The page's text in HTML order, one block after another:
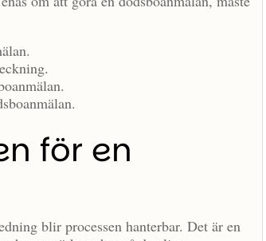
för en
blir processen hanterbar. Det är en